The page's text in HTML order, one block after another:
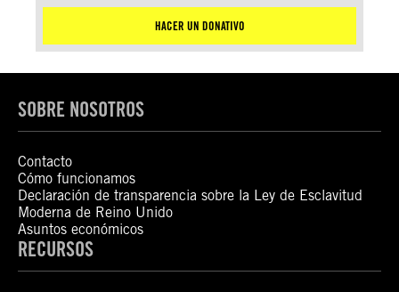
HACER UN DONATIVO
SOBRE NOSOTROS
Contacto
Cómo funcionamos
Declaración de transparencia sobre la Ley de Esclavitud
Moderna de Reino Unido
Asuntos económicos
RECURSOS